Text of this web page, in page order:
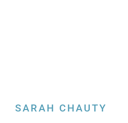
SARAH CHAUTY